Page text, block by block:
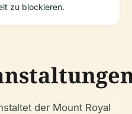
zu blockieren.
der Mount Royal